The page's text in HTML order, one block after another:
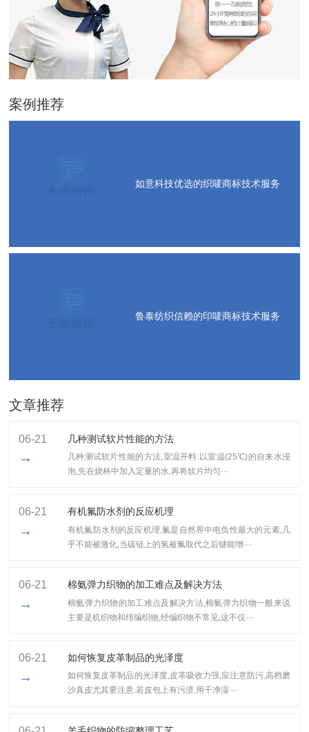
案例推荐
如意科技优选的织唛商标技术服务
鲁泰纺织信赖的印唛商标技术服务
文章推荐
06-21
→
几种测试软片性能的方法
几种测试软片性能的方法,室温开料:以室温(25℃)的自来水浸
泡,先在烧杯中加入定量的水,再将软片均匀···
06-21
→
有机氟防水剂的反应机理
有机氟防水剂的反应机理,氟是自然界中电负性最大的元素,几
乎不能被激化,当碳链上的氢被氟取代之后键能增···
06-21
→
棉氨弹力织物的加工难点及解决方法
棉氨弹力织物的加工难点及解决方法,棉氨弹力织物一般来说
主要是机织物和纬编织物,经编织物不常见,这不仅···
06-21
→
如何恢复皮革制品的光泽度
如何恢复皮革制品的光泽度,皮革吸收力强,应注意防污,高档磨
沙真皮尤其要注意.若皮包上有污渍,用干净湿···